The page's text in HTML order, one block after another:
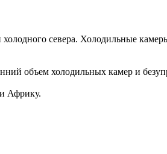
севера. Холодильные
объем холодильных камер и
Африку.